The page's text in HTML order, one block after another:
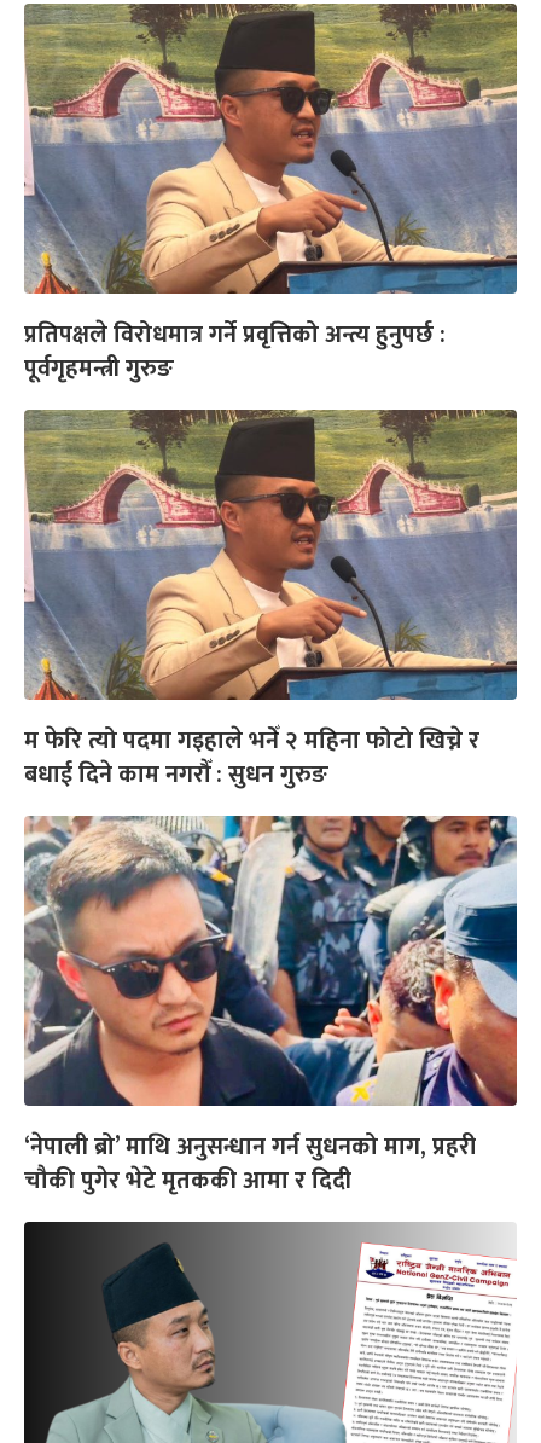
प्रतिपक्षले विरोधमात्र गर्ने प्रवृत्तिको अन्त्य हुनुपर्छ :
पूर्वगृहमन्त्री गुरुङ
म फेरि त्यो पदमा गइहाले भनेँ २ महिना फोटो खिच्ने र
बधाई दिने काम नगरौँ : सुधन गुरुङ
‘नेपाली ब्रो’ माथि अनुसन्धान गर्न सुधनको माग, प्रहरी
चौकी पुगेर भेटे मृतककी आमा र दिदी